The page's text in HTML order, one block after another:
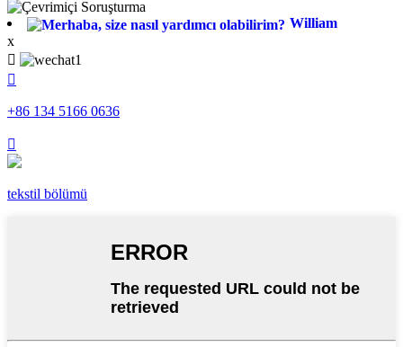
William
x


+86 134 5166 0636

tekstil bölümü